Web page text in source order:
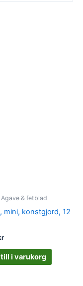
Agave & fetblad
mini, konstgjord, 12
till i varukorg